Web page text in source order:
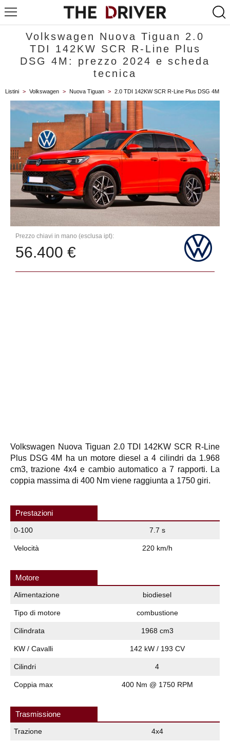
Volkswagen Nuova Tiguan 2.0
TDI 142KW SCR R-Line Plus
DSG 4M: prezzo 2024 e scheda
tecnica
Listini > Volkswagen > Nuova Tiguan > 2.0 TDI 142KW SCR R-Line Plus DSG 4M
Prezzo chiavi in mano (esclusa ipt):
56.400 €
Volkswagen Nuova Tiguan 2.0 TDI 142KW SCR R-Line
Plus DSG 4M ha un motore diesel a 4 cilindri da 1.968
cm3, trazione 4x4 e cambio automatico a 7 rapporti. La
coppia massima di 400 Nm viene raggiunta a 1750 giri.
Prestazioni
0-100 7.7 s
Velocità 220 km/h
Motore
Alimentazione biodiesel
Tipo di motore combustione
Cilindrata 1968 cm3
KW / Cavalli 142 kW / 193 CV
Cilindri 4
Coppia max 400 Nm @ 1750 RPM
Trasmissione
Trazione 4x4